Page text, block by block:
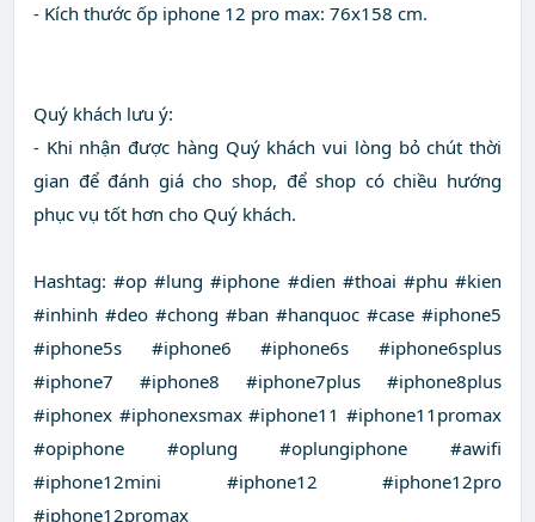
- Kích thước ốp iphone 12 pro max: 76x158 cm.
Quý khách lưu ý:
- Khi nhận được hàng Quý khách vui lòng bỏ chút thời
gian để đánh giá cho shop, để shop có chiều hướng
phục vụ tốt hơn cho Quý khách.
Hashtag: #op #lung #iphone #dien #thoai #phu #kien
#inhinh #deo #chong #ban #hanquoc #case #iphone5
#iphone5s #iphone6 #iphone6s #iphone6splus
#iphone7 #iphone8 #iphone7plus #iphone8plus
#iphonex #iphonexsmax #iphone11 #iphone11promax
#opiphone #oplung #oplungiphone #awifi
#iphone12mini #iphone12 #iphone12pro
#iphone12promax